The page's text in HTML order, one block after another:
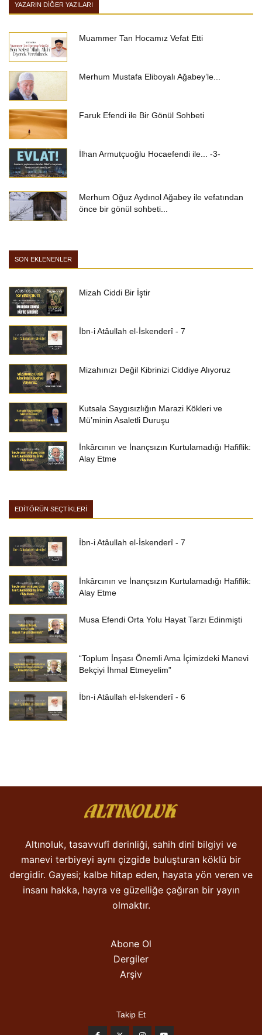
YAZARIN DIĞER YAZILARI
Muammer Tan Hocamız Vefat Etti
Merhum Mustafa Eliboyalı Ağabey’le...
Faruk Efendi ile Bir Gönül Sohbeti
İlhan Armutçuoğlu Hocaefendi ile... -3-
Merhum Oğuz Aydınol Ağabey ile vefatından
önce bir gönül sohbeti...
SON EKLENENLER
Mizah Ciddi Bir İştir
İbn-i Atâullah el-İskenderî - 7
Mizahınızı Değil Kibrinizi Ciddiye Alıyoruz
Kutsala Saygısızlığın Marazi Kökleri ve
Mü’minin Asaletli Duruşu
İnkârcının ve İnançsızın Kurtulamadığı Hafiflik:
Alay Etme
EDİTÖRÜN SEÇTİKLERİ
İbn-i Atâullah el-İskenderî - 7
İnkârcının ve İnançsızın Kurtulamadığı Hafiflik:
Alay Etme
Musa Efendi Orta Yolu Hayat Tarzı Edinmişti
“Toplum İnşası Önemli Ama İçimizdeki Manevi
Bekçiyi İhmal Etmeyelim”
İbn-i Atâullah el-İskenderî - 6
Altınoluk, tasavvufî derinliği, sahih dinî bilgiyi ve
manevi terbiyeyi aynı çizgide buluşturan köklü bir
dergidir. Gayesi; kalbe hitap eden, hayata yön veren ve
insanı hakka, hayra ve güzelliğe çağıran bir yayın
olmaktır.
Abone Ol
Dergiler
Arşiv
Takip Et